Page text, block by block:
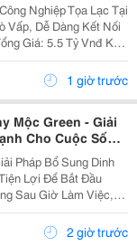
Nghiệp Tọa Lạc Tại
Vấp, Dễ Dàng Kết Nối
Giá: 5.5 Tỷ Vnđ Kết
3Wc, Ban Công,
Dọn...
1 giờ trước
Mộc Green - Giải
Cho Cuộc Sống
Pháp Bổ Sung Dinh
Lợi Để Bắt Đầu
Sau Giờ Làm Việc,
Green Chính Là
Hảo. Vì Sao Nên Lựa Chọn Mì Konjac...
2 giờ trước